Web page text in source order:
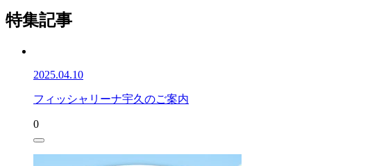
特集記事
2025.04.10
フィッシャリーナ宇久のご案内
0